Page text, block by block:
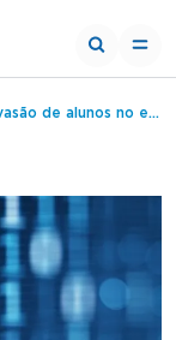
nas perspectivas acadêmicas, financeiras, geográficas e socioeconômicas